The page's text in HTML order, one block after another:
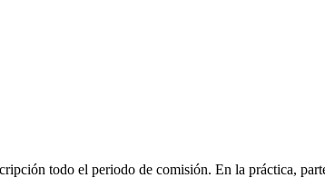
todo el periodo de comisión. En la práctica,